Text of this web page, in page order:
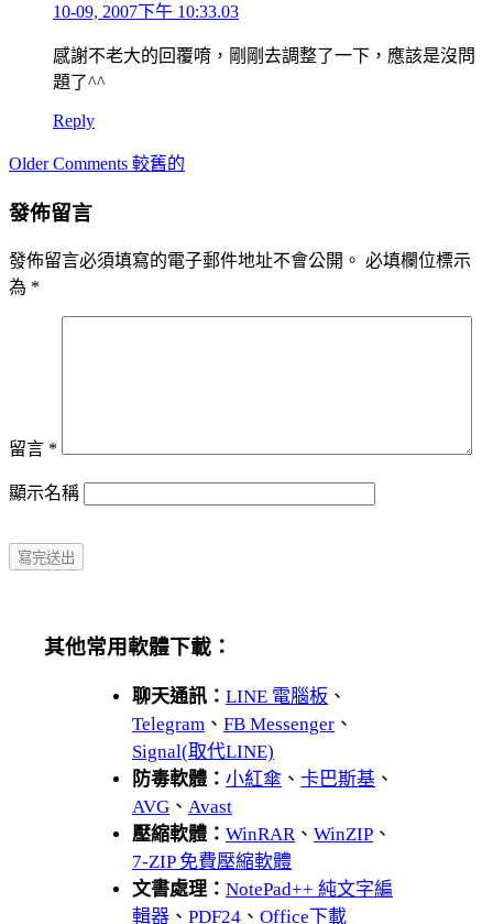
10-09, 2007下午 10:33.03
感謝不老大的回覆唷，剛剛去調整了一下，應該是沒問
題了^^
Reply
Comment
Older Comments 較舊的
發佈留言
發佈留言必須填寫的電子郵件地址不會公開。 必填欄位標示
為 *
留言 *
顯示名稱
其他常用軟體下載：
聊天通訊： LINE 電腦板 、
Telegram 、 FB Messenger 、
Signal(取代LINE)
防毒軟體： 小紅傘 、 卡巴斯基 、
AVG 、 Avast
壓縮軟體： WinRAR、 WinZIP 、
7-ZIP 免費壓縮軟體
文書處理： NotePad++ 純文字編
輯器 、 PDF24 、 Office下載